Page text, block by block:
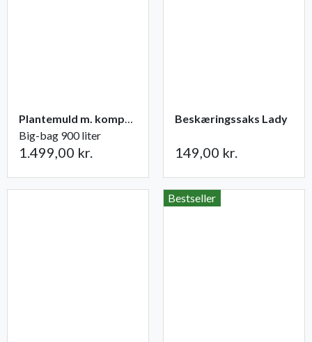
Plantemuld m. kompost fra Champost
Big-bag 900 liter
1.499,00 kr.
Beskæringssaks Lady
149,00 kr.
Bestseller